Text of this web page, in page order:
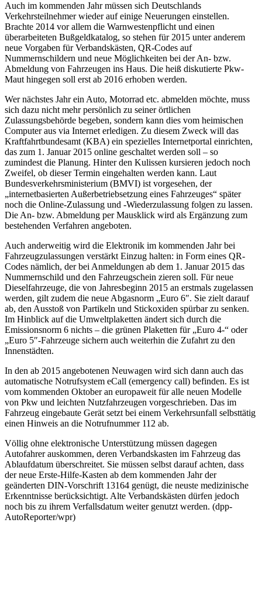
Auch im kommenden Jahr müssen sich Deutschlands
Verkehrsteilnehmer wieder auf einige Neuerungen einstellen.
Brachte 2014 vor allem die Warnwestenpflicht und einen
überarbeiteten Bußgeldkatalog, so stehen für 2015 unter anderem
neue Vorgaben für Verbandskästen, QR-Codes auf
Nummernschildern und neue Möglichkeiten bei der An- bzw.
Abmeldung von Fahrzeugen ins Haus. Die heiß diskutierte Pkw-
Maut hingegen soll erst ab 2016 erhoben werden.
Wer nächstes Jahr ein Auto, Motorrad etc. abmelden möchte, muss
sich dazu nicht mehr persönlich zu seiner örtlichen
Zulassungsbehörde begeben, sondern kann dies vom heimischen
Computer aus via Internet erledigen. Zu diesem Zweck will das
Kraftfahrtbundesamt (KBA) ein spezielles Internetportal einrichten,
das zum 1. Januar 2015 online geschaltet werden soll – so
zumindest die Planung. Hinter den Kulissen kursieren jedoch noch
Zweifel, ob dieser Termin eingehalten werden kann. Laut
Bundesverkehrsministerium (BMVI) ist vorgesehen, der
„internetbasierten Außerbetriebsetzung eines Fahrzeuges“ später
noch die Online-Zulassung und -Wiederzulassung folgen zu lassen.
Die An- bzw. Abmeldung per Mausklick wird als Ergänzung zum
bestehenden Verfahren angeboten.
Auch anderweitig wird die Elektronik im kommenden Jahr bei
Fahrzeugzulassungen verstärkt Einzug halten: in Form eines QR-
Codes nämlich, der bei Anmeldungen ab dem 1. Januar 2015 das
Nummernschild und den Fahrzeugschein zieren soll. Für neue
Dieselfahrzeuge, die von Jahresbeginn 2015 an erstmals zugelassen
werden, gilt zudem die neue Abgasnorm „Euro 6″. Sie zielt darauf
ab, den Ausstoß von Partikeln und Stickoxiden spürbar zu senken.
Im Hinblick auf die Umweltplaketten ändert sich durch die
Emissionsnorm 6 nichts – die grünen Plaketten für „Euro 4-“ oder
„Euro 5″-Fahrzeuge sichern auch weiterhin die Zufahrt zu den
Innenstädten.
In den ab 2015 angebotenen Neuwagen wird sich dann auch das
automatische Notrufsystem eCall (emergency call) befinden. Es ist
vom kommenden Oktober an europaweit für alle neuen Modelle
von Pkw und leichten Nutzfahrzeugen vorgeschrieben. Das im
Fahrzeug eingebaute Gerät setzt bei einem Verkehrsunfall selbsttätig
einen Hinweis an die Notrufnummer 112 ab.
Völlig ohne elektronische Unterstützung müssen dagegen
Autofahrer auskommen, deren Verbandskasten im Fahrzeug das
Ablaufdatum überschreitet. Sie müssen selbst darauf achten, dass
der neue Erste-Hilfe-Kasten ab dem kommenden Jahr der
geänderten DIN-Vorschrift 13164 genügt, die neuste medizinische
Erkenntnisse berücksichtigt. Alte Verbandskästen dürfen jedoch
noch bis zu ihrem Verfallsdatum weiter genutzt werden. (dpp-
AutoReporter/wpr)